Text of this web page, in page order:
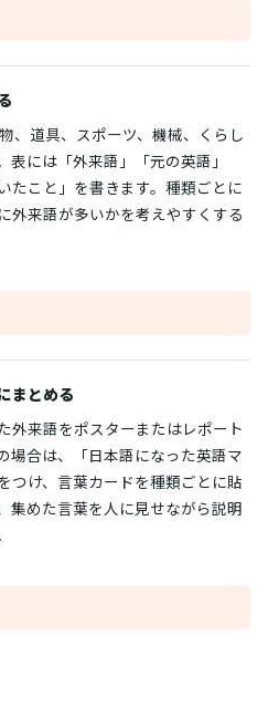
、道具、スポーツ、機械、くらし
には「外来語」「元の英語」
たこと」を書きます。種類ごとに
外来語が多いかを考えやすくする
まとめる
外来語をポスターまたはレポート
場合は、「日本語になった英語マ
つけ、言葉カードを種類ごとに貼
集めた言葉を人に見せながら説明